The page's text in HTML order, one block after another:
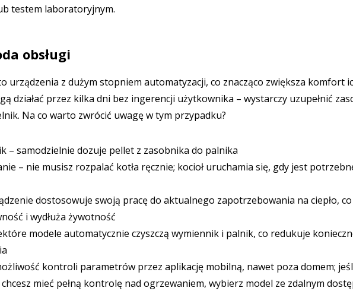
testem laboratoryjnym.
obsługi
urządzenia z dużym stopniem automatyzacji, co znacząco zwiększa komfort
działać przez kilka dni bez ingerencji użytkownika – wystarczy uzupełnić
Na co warto zwrócić uwagę w tym przypadku?
– samodzielnie dozuje pellet z zasobnika do palnika
– nie musisz rozpalać kotła ręcznie; kocioł uruchamia się, gdy jest
dostosowuje swoją pracę do aktualnego zapotrzebowania na ciepło, co
i wydłuża żywotność
modele automatycznie czyszczą wymiennik i palnik, co redukuje
kontroli parametrów przez aplikację mobilną, nawet poza domem;
mieć pełną kontrolę nad ogrzewaniem, wybierz model ze zdalnym